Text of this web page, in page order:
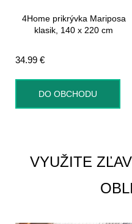
4Home prikrývka Mariposa
klasik, 140 x 220 cm
34.99 €
DO OBCHODU
VYUŽITE